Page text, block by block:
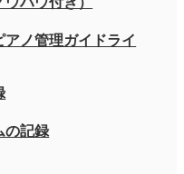
ノ管理ガイドライ
の記録